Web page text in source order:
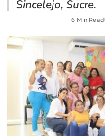
Sincelejo, Sucre.
6 Min Read